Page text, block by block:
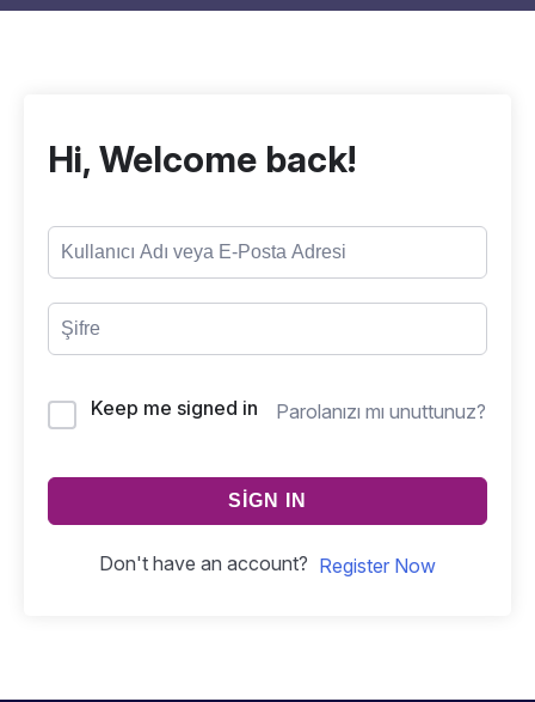
Hi, Welcome back!
Keep me signed in Parolanızı mı unuttunuz?
SIGN IN
Don't have an account? Register Now